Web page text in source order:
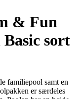
& Fun
Basic sort
familiepool samt en
er særdeles